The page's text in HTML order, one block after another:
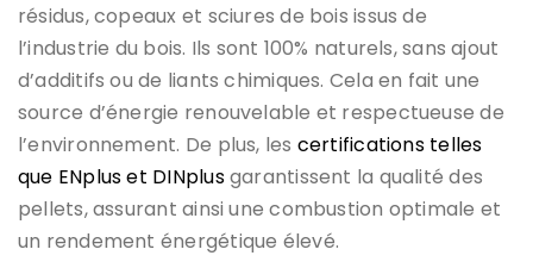
résidus, copeaux et sciures de bois issus de
l’industrie du bois. Ils sont 100% naturels, sans ajout
d’additifs ou de liants chimiques. Cela en fait une
source d’énergie renouvelable et respectueuse de
l’environnement. De plus, les certifications telles
que ENplus et DINplusgarantissent la qualité des
pellets, assurant ainsi une combustion optimale et
un rendement énergétique élevé.